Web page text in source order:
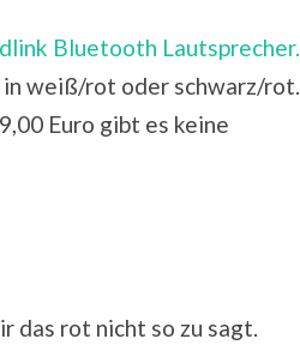
Bluetooth Lautsprecher.
in weiß/rot oder schwarz/rot.
Euro gibt es keine
das rot nicht so zu sagt.